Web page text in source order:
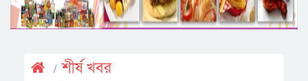
শীর্ষ খবর